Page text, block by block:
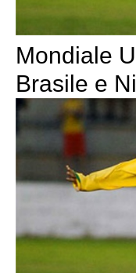
Mondiale
Brasile e